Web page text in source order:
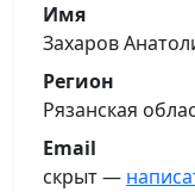
Имя
Захаров
Регион
Рязанская
Email
скрыт —